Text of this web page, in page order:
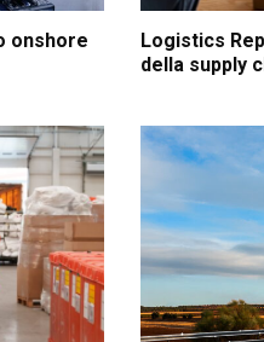
onshore
Logistics
della supply